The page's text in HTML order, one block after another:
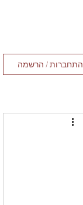
התחברות / הרשמה